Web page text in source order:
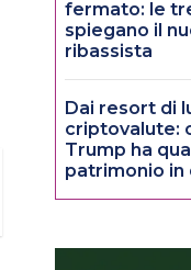
fermato: le
spiegano il
ribassista
Dai resort di
criptovalute:
Trump ha
patrimonio in